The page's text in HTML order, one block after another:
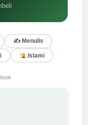
✍️ Menulis
Islami